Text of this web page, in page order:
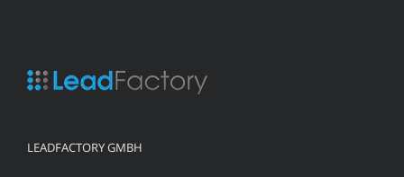
LEADFACTORY GMBH